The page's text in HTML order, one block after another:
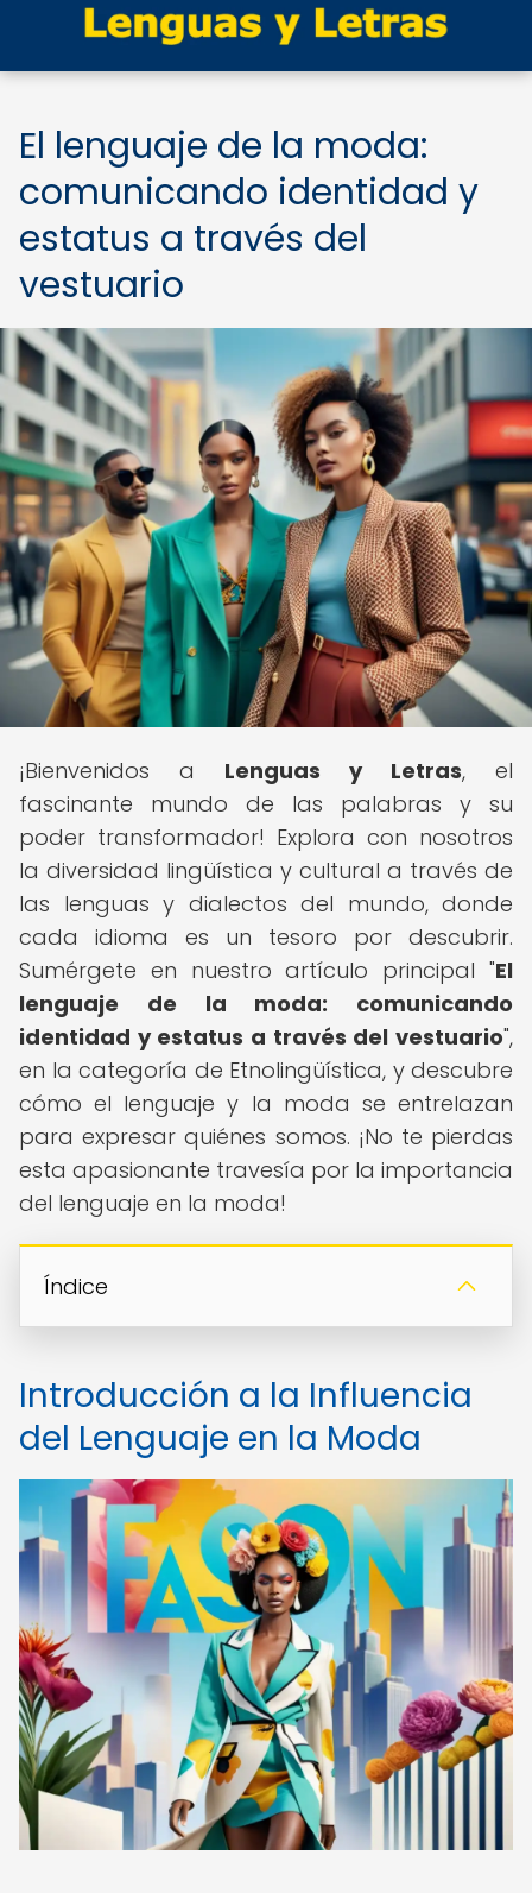
El lenguaje de la moda:
comunicando identidad y
estatus a través del
vestuario
¡Bienvenidos a Lenguas y Letras, el
fascinante mundo de las palabras y su
poder transformador! Explora con nosotros
la diversidad lingüística y cultural a través de
las lenguas y dialectos del mundo, donde
cada idioma es un tesoro por descubrir.
Sumérgete en nuestro artículo principal "El
lenguaje de la moda: comunicando
identidad y estatus a través del vestuario",
en la categoría de Etnolingüística, y descubre
cómo el lenguaje y la moda se entrelazan
para expresar quiénes somos. ¡No te pierdas
esta apasionante travesía por la importancia
del lenguaje en la moda!
Índice
Introducción a la Influencia
del Lenguaje en la Moda